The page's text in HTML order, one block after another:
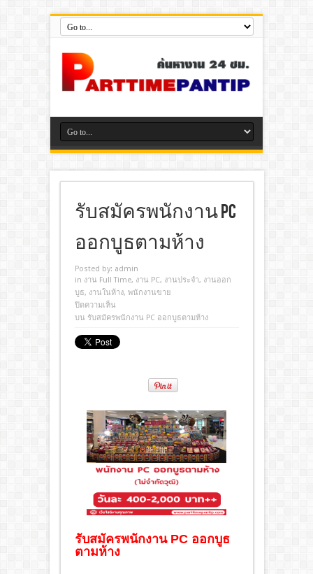
รับสมัครพนักงาน PC
ออกบูธตามห้าง
Posted by: admin
in งาน Full Time, งาน PC, งานประจํา, งานออก
บูธ, งานในห้าง, พนักงานขาย
ปิดความเห็น
บน รับสมัครพนักงาน PC ออกบูธตามห้าง
รับสมัครพนักงาน PC ออกบูธ
ตามห้าง